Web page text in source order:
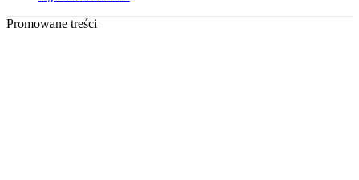
Promowane treści